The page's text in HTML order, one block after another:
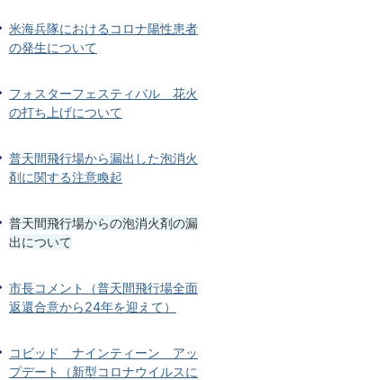
米海兵隊におけるコロナ陽性患者
の発生について
フォスターフェスティバル 花火
の打ち上げについて
普天間飛行場から漏出した泡消火
剤に関する注意喚起
普天間飛行場からの泡消火剤の漏
出について
市長コメント（普天間飛行場全面
返還合意から24年を迎えて）
コビッド ナインティーン アッ
プデート（新型コロナウイルスに